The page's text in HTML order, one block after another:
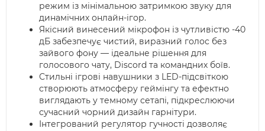
режим із мінімальною затримкою звуку для
динамічних онлайн-ігор.
Якісний винесений мікрофон із чутливістю -40
дБ забезпечує чистий, виразний голос без
зайвого фону — ідеальне рішення для
голосового чату, Discord та командних боїв.
Стильні ігрові навушники з LED-підсвіткою
створюють атмосферу геймінгу та ефектно
виглядають у темному сетапі, підкреслюючи
сучасний чорний дизайн гарнітури.
Інтегрований регулятор гучності дозволяє